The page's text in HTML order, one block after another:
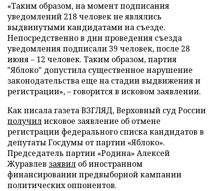
«Таким образом, на момент подписания
уведомлений 218 человек не являлись
выдвинутыми кандидатами на съезде.
Непосредственно в дни проведения съезда
уведомления подписали 39 человек, после 28
июня – 12 человек. Таким образом, партия
"Яблоко" допустила существенное нарушение
законодательства еще на стадии выдвижения и
регистрации», – говорится в исковом заявлении.
Как писала газета ВЗГЛЯД, Верховный суд России
получилисковое заявление об отмене
регистрации федерального списка кандидатов в
депутаты Госдумы от партии «Яблоко».
Председатель партии «Родина» Алексей
Журавлев заявил об иностранном
финансировании предвыборной кампании
политических оппонентов.